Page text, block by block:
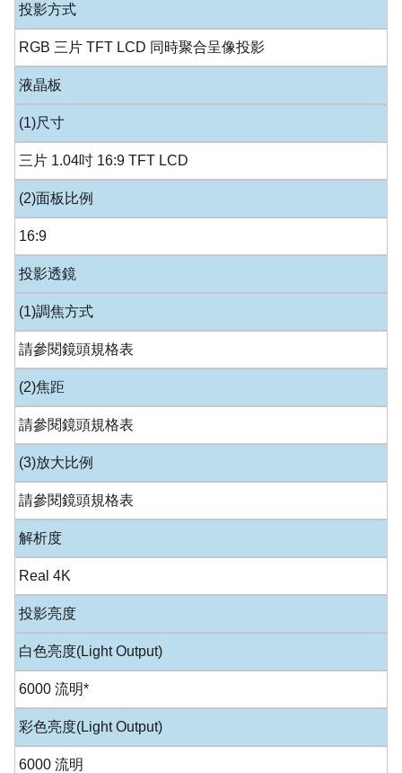
投影方式
RGB 三片 TFT LCD 同時聚合呈像投影
液晶板
(1)尺寸
三片 1.04吋 16:9 TFT LCD
(2)面板比例
16:9
投影透鏡
(1)調焦方式
請參閱鏡頭規格表
(2)焦距
請參閱鏡頭規格表
(3)放大比例
請參閱鏡頭規格表
解析度
Real 4K
投影亮度
白色亮度(Light Output)
6000 流明*
彩色亮度(Light Output)
6000 流明